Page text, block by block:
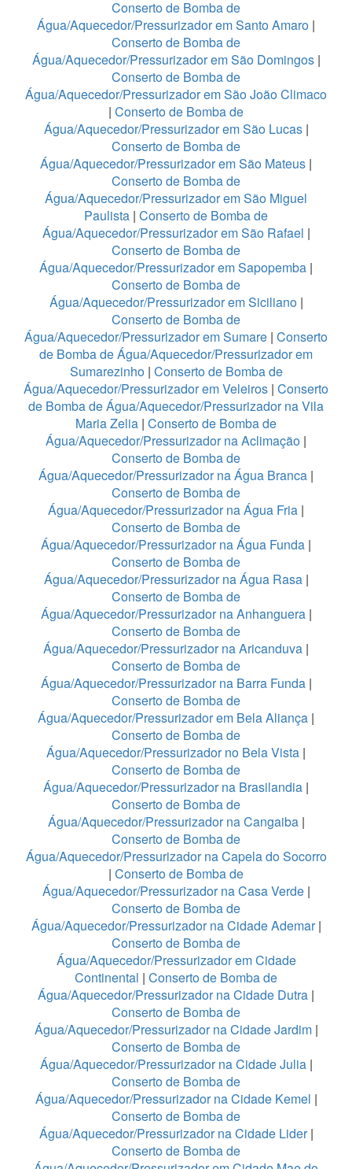
Conserto de Bomba de
Água/Aquecedor/Pressurizador em Santo Amaro |
Conserto de Bomba de
Água/Aquecedor/Pressurizador em São Domingos|
Conserto de Bomba de
Água/Aquecedor/Pressurizador em São João Climaco
| Conserto de Bomba de
Água/Aquecedor/Pressurizador em São Lucas|
Conserto de Bomba de
Água/Aquecedor/Pressurizador em São Mateus |
Conserto de Bomba de
Água/Aquecedor/Pressurizador em São Miguel
Paulista | Conserto de Bomba de
Água/Aquecedor/Pressurizador em São Rafael |
Conserto de Bomba de
Água/Aquecedor/Pressurizador em Sapopemba |
Conserto de Bomba de
Água/Aquecedor/Pressurizador em Siciliano|
Conserto de Bomba de
Água/Aquecedor/Pressurizador em Sumare | Conserto
de Bomba de Água/Aquecedor/Pressurizador em
Sumarezinho| Conserto de Bomba de
Água/Aquecedor/Pressurizador em Veleiros | Conserto
de Bomba de Água/Aquecedor/Pressurizador na Vila
Maria Zelia | Conserto de Bomba de
Água/Aquecedor/Pressurizador na Aclimação |
Conserto de Bomba de
Água/Aquecedor/Pressurizador na Água Branca |
Conserto de Bomba de
Água/Aquecedor/Pressurizador na Água Fria |
Conserto de Bomba de
Água/Aquecedor/Pressurizador na Água Funda |
Conserto de Bomba de
Água/Aquecedor/Pressurizador na Água Rasa |
Conserto de Bomba de
Água/Aquecedor/Pressurizador na Anhanguera|
Conserto de Bomba de
Água/Aquecedor/Pressurizador na Aricanduva |
Conserto de Bomba de
Água/Aquecedor/Pressurizador na Barra Funda |
Conserto de Bomba de
Água/Aquecedor/Pressurizador em Bela Aliança |
Conserto de Bomba de
Água/Aquecedor/Pressurizador no Bela Vista |
Conserto de Bomba de
Água/Aquecedor/Pressurizador na Brasilandia |
Conserto de Bomba de
Água/Aquecedor/Pressurizador na Cangaiba|
Conserto de Bomba de
Água/Aquecedor/Pressurizador na Capela do Socorro
| Conserto de Bomba de
Água/Aquecedor/Pressurizador na Casa Verde|
Conserto de Bomba de
Água/Aquecedor/Pressurizador na Cidade Ademar|
Conserto de Bomba de
Água/Aquecedor/Pressurizador em Cidade
Continental | Conserto de Bomba de
Água/Aquecedor/Pressurizador na Cidade Dutra |
Conserto de Bomba de
Água/Aquecedor/Pressurizador na Cidade Jardim|
Conserto de Bomba de
Água/Aquecedor/Pressurizador na Cidade Julia |
Conserto de Bomba de
Água/Aquecedor/Pressurizador na Cidade Kemel |
Conserto de Bomba de
Água/Aquecedor/Pressurizador na Cidade Lider|
Conserto de Bomba de